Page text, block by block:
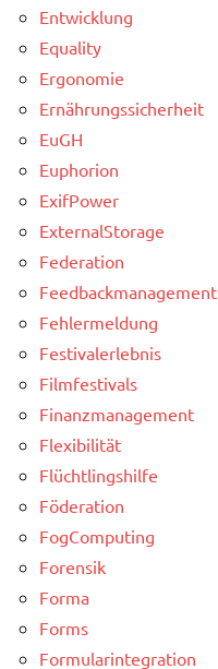
Entwicklung
Equality
Ergonomie
Ernährungssicherheit
EuGH
Euphorion
ExifPower
ExternalStorage
Federation
Feedbackmanagement
Fehlermeldung
Festivalerlebnis
Filmfestivals
Finanzmanagement
Flexibilität
Flüchtlingshilfe
Föderation
FogComputing
Forensik
Forma
Forms
Formularintegration